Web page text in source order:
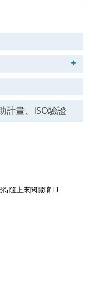
計畫、ISO驗證
隨上來閱覽唷 ! !